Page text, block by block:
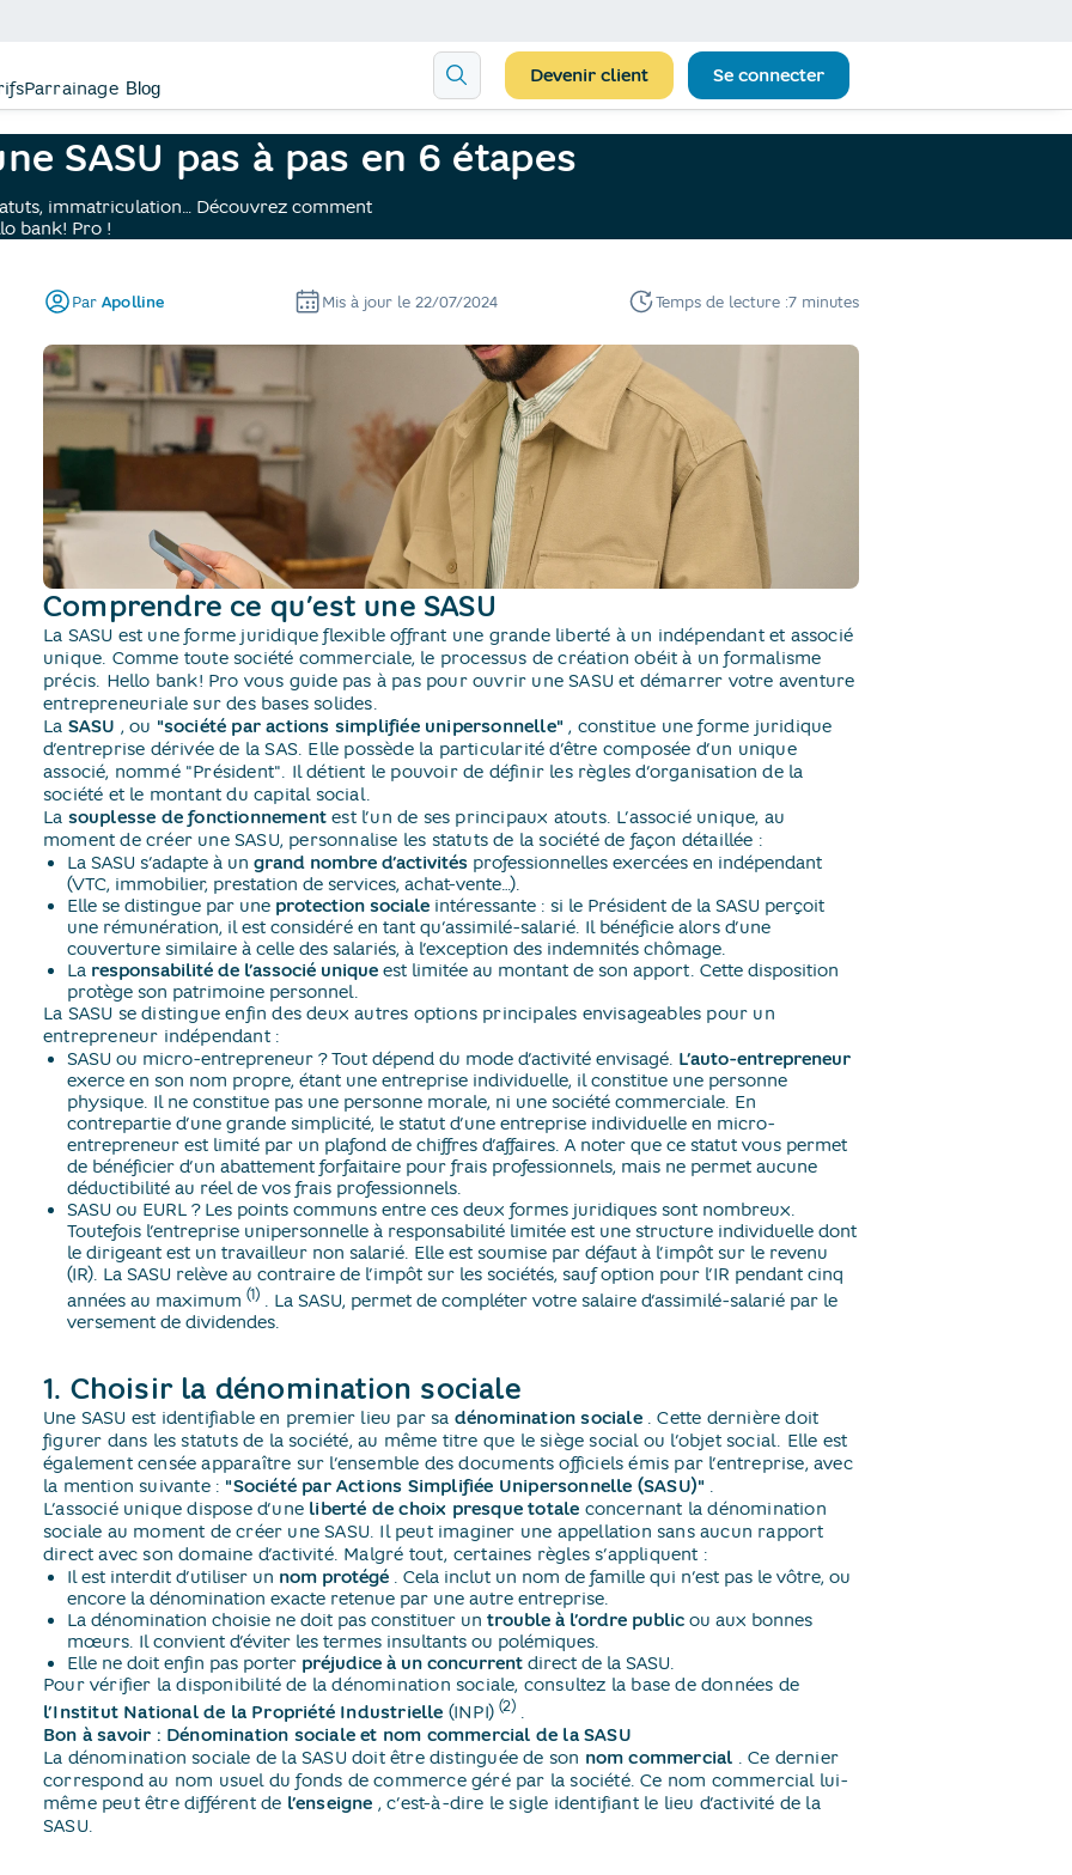
Parrainage Blog
Devenir client Se connecter
SASU pas à pas en 6 étapes
immatriculation… Découvrez comment
bank! Pro !
Par Apolline Mis à jour le22/07/2024 Temps de lecture :7 minutes
Comprendre ce qu’est une SASU
La SASU est une forme juridique flexible offrant une grande liberté à un indépendant et associé
unique. Comme toute société commerciale, le processus de création obéit à un formalisme
précis. Hello bank! Pro vous guide pas à pas pour ouvrir une SASU et démarrer votre aventure
entrepreneuriale sur des bases solides.
La SASU ​, ou "société par actions simplifiée unipersonnelle" ​, constitue une forme juridique
d’entreprise dérivée de la SAS. Elle possède la particularité d’être composée d’un unique
associé, nommé "Président". Il détient le pouvoir de définir les règles d’organisation de la
société et le montant du capital social.
La souplesse de fonctionnement est l’un de ses principaux atouts. L’associé unique, au
moment de créer une SASU, personnalise les statuts de la société de façon détaillée :
La SASU s’adapte à un grand nombre d’activités professionnelles exercées en indépendant
(VTC, immobilier, prestation de services, achat-vente…).
Elle se distingue par une protection sociale intéressante : si le Président de la SASU perçoit
une rémunération, il est considéré en tant qu’assimilé-salarié. Il bénéficie alors d’une
couverture similaire à celle des salariés, à l’exception des indemnités chômage.
La responsabilité de l’associé unique est limitée au montant de son apport. Cette disposition
protège son patrimoine personnel.
La SASU se distingue enfin des deux autres options principales envisageables pour un
entrepreneur indépendant :
SASU ou micro-entrepreneur ? Tout dépend du mode d’activité envisagé. L’auto-entrepreneur
exerce en son nom propre, étant une entreprise individuelle, il constitue une personne
physique. Il ne constitue pas une personne morale, ni une société commerciale. En
contrepartie d’une grande simplicité, le statut d’une entreprise individuelle en micro-
entrepreneur est limité par un plafond de chiffres d’affaires. A noter que ce statut vous permet
de bénéficier d’un abattement forfaitaire pour frais professionnels, mais ne permet aucune
déductibilité au réel de vos frais professionnels.
SASU ou EURL ? Les points communs entre ces deux formes juridiques sont nombreux.
Toutefois l’entreprise unipersonnelle à responsabilité limitée est une structure individuelle dont
le dirigeant est un travailleur non salarié. Elle est soumise par défaut à l’impôt sur le revenu
(IR). La SASU relève au contraire de l’impôt sur les sociétés, sauf option pour l’IR pendant cinq
années au maximum (1) ​. La SASU, permet de compléter votre salaire d’assimilé-salarié par le
versement de dividendes.
1. Choisir la dénomination sociale
Une SASU est identifiable en premier lieu par sa dénomination sociale​. Cette dernière doit
figurer dans les statuts de la société, au même titre que le siège social ou l’objet social. Elle est
également censée apparaître sur l’ensemble des documents officiels émis par l’entreprise, avec
la mention suivante : "Société par Actions Simplifiée Unipersonnelle (SASU)" ​.
L’associé unique dispose d’une liberté de choix presque totale concernant la dénomination
sociale au moment de créer une SASU. Il peut imaginer une appellation sans aucun rapport
direct avec son domaine d’activité. Malgré tout, certaines règles s’appliquent :
Il est interdit d’utiliser un nom protégé ​. Cela inclut un nom de famille qui n’est pas le vôtre, ou
encore la dénomination exacte retenue par une autre entreprise.
La dénomination choisie ne doit pas constituer un trouble à l’ordre public ou aux bonnes
mœurs. Il convient d’éviter les termes insultants ou polémiques.
Elle ne doit enfin pas porter préjudice à un concurrent direct de la SASU.
Pour vérifier la disponibilité de la dénomination sociale, consultez la base de données de
l’Institut National de la Propriété Industrielle (INPI)(2)​.
Bon à savoir : Dénomination sociale et nom commercial de la SASU
La dénomination sociale de la SASU doit être distinguée de son nom commercial ​. Ce dernier
correspond au nom usuel du fonds de commerce géré par la société. Ce nom commercial lui-
même peut être différent de l’enseigne ​, c’est-à-dire le sigle identifiant le lieu d’activité de la
SASU.